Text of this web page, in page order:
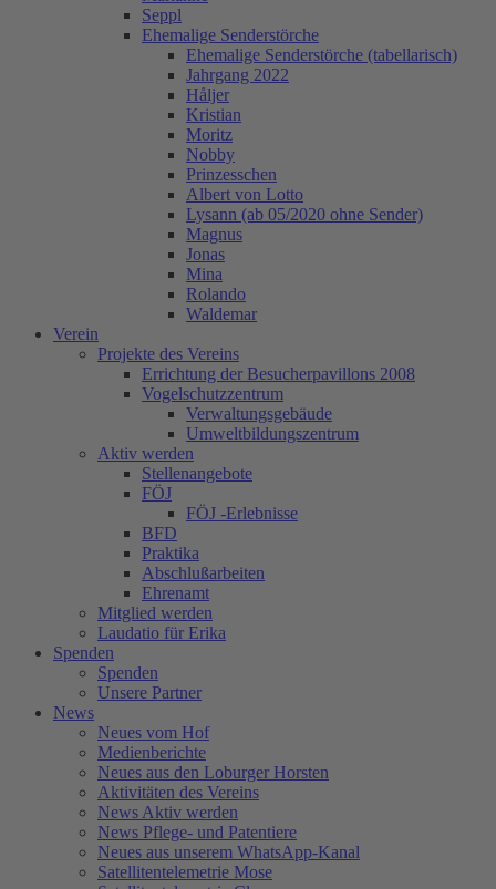
Seppl
Ehemalige Senderstörche
Ehemalige Senderstörche (tabellarisch)
Jahrgang 2022
Håljer
Kristian
Moritz
Nobby
Prinzesschen
Albert von Lotto
Lysann (ab 05/2020 ohne Sender)
Magnus
Jonas
Mina
Rolando
Waldemar
Verein
Projekte des Vereins
Errichtung der Besucherpavillons 2008
Vogelschutzzentrum
Verwaltungsgebäude
Umweltbildungszentrum
Aktiv werden
Stellenangebote
FÖJ
FÖJ -Erlebnisse
BFD
Praktika
Abschlußarbeiten
Ehrenamt
Mitglied werden
Laudatio für Erika
Spenden
Spenden
Unsere Partner
News
Neues vom Hof
Medienberichte
Neues aus den Loburger Horsten
Aktivitäten des Vereins
News Aktiv werden
News Pflege- und Patentiere
Neues aus unserem WhatsApp-Kanal
Satellitentelemetrie Mose